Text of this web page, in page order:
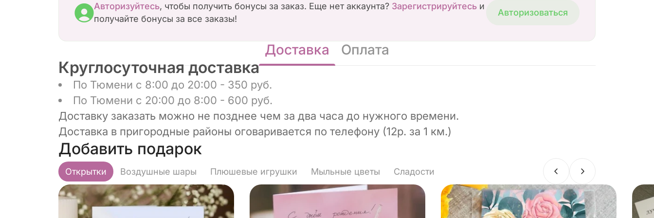
Авторизуйтесь, чтобы получить бонусы за заказ. Еще нет аккаунта? Зарегистрируйтесь и
получайте бонусы за все заказы!
Авторизоваться
Доставка Оплата
Круглосуточная доставка
По Тюмени с 8:00 до 20:00 - 350 руб.
По Тюмени с 20:00 до 8:00 - 600 руб.
Доставку заказать можно не позднее чем за два часа до нужного времени.
Доставка в пригородные районы оговаривается по телефону (12р. за 1 км.)
Добавить подарок
Открытки Воздушные шары Плюшевые игрушки Мыльные цветы Сладости